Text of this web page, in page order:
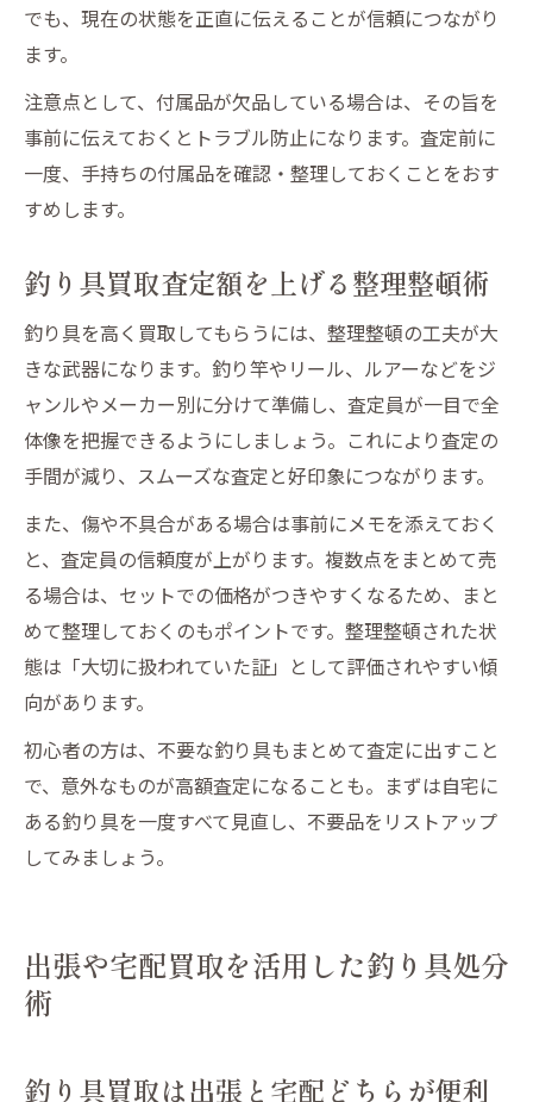
でも、現在の状態を正直に伝えることが信頼につながり
ます。
注意点として、付属品が欠品している場合は、その旨を
事前に伝えておくとトラブル防止になります。査定前に
一度、手持ちの付属品を確認・整理しておくことをおす
すめします。
釣り具買取査定額を上げる整理整頓術
釣り具を高く買取してもらうには、整理整頓の工夫が大
きな武器になります。釣り竿やリール、ルアーなどをジ
ャンルやメーカー別に分けて準備し、査定員が一目で全
体像を把握できるようにしましょう。これにより査定の
手間が減り、スムーズな査定と好印象につながります。
また、傷や不具合がある場合は事前にメモを添えておく
と、査定員の信頼度が上がります。複数点をまとめて売
る場合は、セットでの価格がつきやすくなるため、まと
めて整理しておくのもポイントです。整理整頓された状
態は「大切に扱われていた証」として評価されやすい傾
向があります。
初心者の方は、不要な釣り具もまとめて査定に出すこと
で、意外なものが高額査定になることも。まずは自宅に
ある釣り具を一度すべて見直し、不要品をリストアップ
してみましょう。
出張や宅配買取を活用した釣り具処分
術
釣り具買取は出張と宅配どちらが便利